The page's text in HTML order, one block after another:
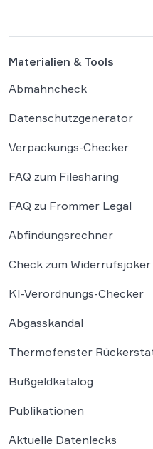
Materialien & Tools
Abmahncheck
Datenschutzgenerator
Verpackungs-Checker
FAQ zum Filesharing
FAQ zu Frommer Legal
Abfindungsrechner
Check zum Widerrufsjoker
KI-Verordnungs-Checker
Abgasskandal
Thermofenster
Bußgeldkatalog
Publikationen
Aktuelle Datenlecks